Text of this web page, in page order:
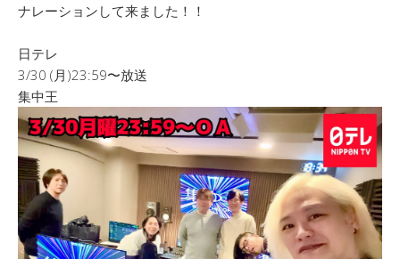
ナレーションして来ました！！
日テレ
3/30 (月)23:59〜放送
集中王